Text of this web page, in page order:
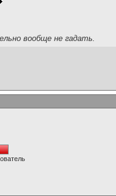
вообще не гадать.